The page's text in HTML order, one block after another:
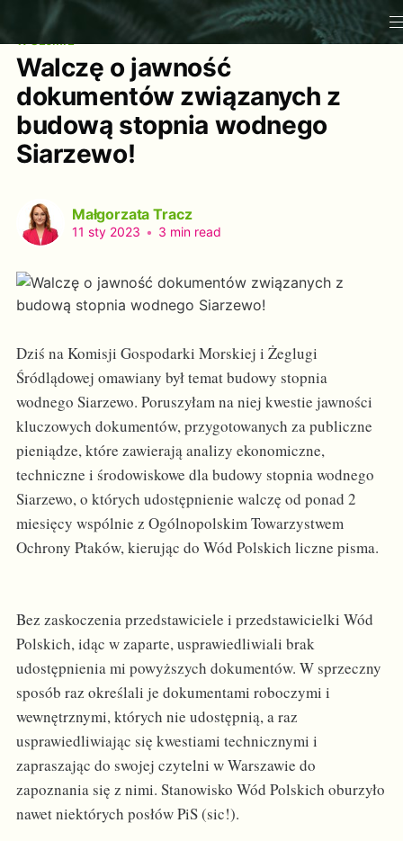
Walczę o jawność
dokumentów związanych z
budową stopnia wodnego
Siarzewo!
Małgorzata Tracz
11 sty 2023 • 3 min read
Dziś na Komisji Gospodarki Morskiej i Żeglugi
Śródlądowej omawiany był temat budowy stopnia
wodnego Siarzewo. Poruszyłam na niej kwestie jawności
kluczowych dokumentów, przygotowanych za publiczne
pieniądze, które zawierają analizy ekonomiczne,
techniczne i środowiskowe dla budowy stopnia wodnego
Siarzewo, o których udostępnienie walczę od ponad 2
miesięcy wspólnie z Ogólnopolskim Towarzystwem
Ochrony Ptaków, kierując do Wód Polskich liczne pisma.
Bez zaskoczenia przedstawiciele i przedstawicielki Wód
Polskich, idąc w zaparte, usprawiedliwiali brak
udostępnienia mi powyższych dokumentów. W sprzeczny
sposób raz określali je dokumentami roboczymi i
wewnętrznymi, których nie udostępnią, a raz
usprawiedliwiając się kwestiami technicznymi i
zapraszając do swojej czytelni w Warszawie do
zapoznania się z nimi. Stanowisko Wód Polskich oburzyło
nawet niektórych posłów PiS (sic!).